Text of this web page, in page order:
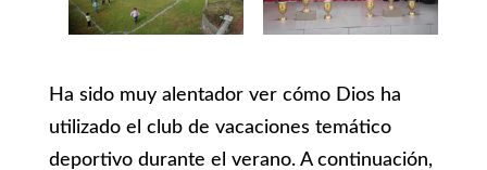
Ha sido muy alentador ver cómo Dios ha
utilizado el club de vacaciones temático
deportivo durante el verano. A continuación,